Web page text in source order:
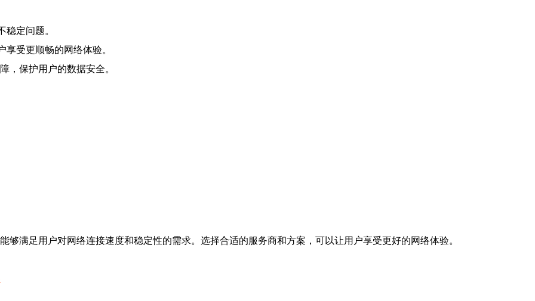
定问题。
受更顺畅的网络体验。
，保护用户的数据安全。
满足用户对网络连接速度和稳定性的需求。选择合适的服务商和方案，可以让用户享受更好的网络体验。